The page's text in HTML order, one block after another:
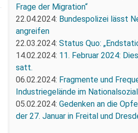
Frage der Migration“
22.04.2024: Bundespolizei lässt
angreifen
22.03.2024: Status Quo:
14.02.2024: 11. Februar 2024:
satt.
06.02.2024: Fragmente und
Industriegelände im
05.02.2024: Gedenken an die
der 27. Januar in Freital und